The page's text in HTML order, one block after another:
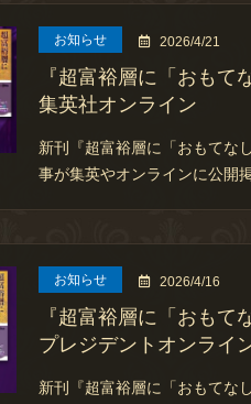
お知らせ 2026/4/21
『超富裕層に「おもて
集英社オンライン
新刊『超富裕層に「おもてな
事が集英やオンラインに公開
お知らせ 2026/4/16
『超富裕層に「おもて
プレジデントオンライ
新刊『超富裕層に「おもてな